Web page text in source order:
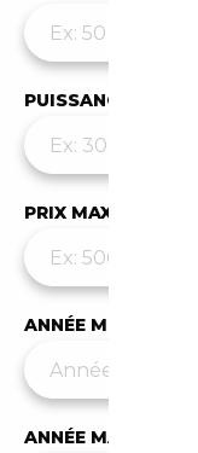
PUISSANCE MAX
PRIX MAX (€)
ANNÉE MIN
ANNÉE MAX